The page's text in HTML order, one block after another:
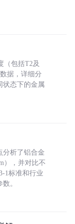
（包括T2及
据，详细分
状态下的金属
分析了铝合金
），并对比不
1标准和行业
。